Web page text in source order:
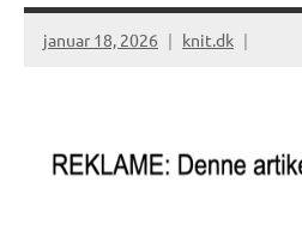
januar 18, 2026 knit.dk